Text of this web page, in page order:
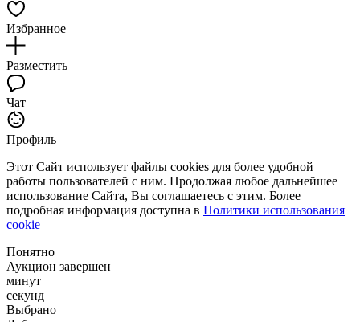
Избранное
Разместить
Чат
Профиль
Этот Сайт использует файлы cookies для более удобной
работы пользователей с ним. Продолжая любое дальнейшее
использование Сайта, Вы соглашаетесь с этим. Более
подробная информация доступна в Политики использования
cookie
Понятно
Аукцион завершен
минут
секунд
Выбрано